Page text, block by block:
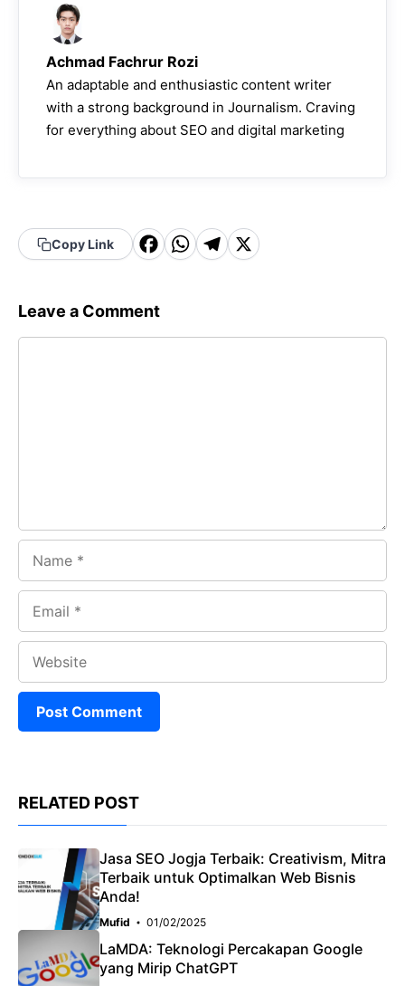
Achmad Fachrur Rozi
An adaptable and enthusiastic content writer
with a strong background in Journalism. Craving
for everything about SEO and digital marketing
Copy Link
F
c
e
W
t
T
g
X
Leave a Comment
RELATED POST
Jasa SEO Jogja Terbaik: Creativism, Mitra
Terbaik untuk Optimalkan Web Bisnis
Anda!
Mufid 01/02/2025
LaMDA: Teknologi Percakapan Google
yang Mirip ChatGPT